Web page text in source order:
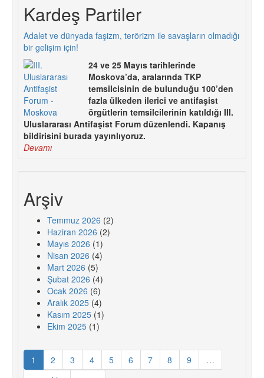
Kardeş Partiler
Adalet ve dünyada faşizm, terörizm ile savaşların olmadığı
bir gelişim için!
24 ve 25 Mayıs tarihlerinde
Moskova’da, aralarında TKP
temsilcisinin de bulunduğu 100’den
fazla ülkeden ilerici ve antifaşist
örgütlerin temsilcilerinin katıldığı III.
Uluslararası Antifaşist Forum düzenlendi. Kapanış
bildirisini burada yayınlıyoruz.
Devamı
Arşiv
Temmuz 2026 (2)
Haziran 2026 (2)
Mayıs 2026 (1)
Nisan 2026 (4)
Mart 2026 (5)
Şubat 2026 (4)
Ocak 2026 (6)
Aralık 2025 (4)
Kasım 2025 (1)
Ekim 2025 (1)
1 2 3 4 5 6 7 8 9
…